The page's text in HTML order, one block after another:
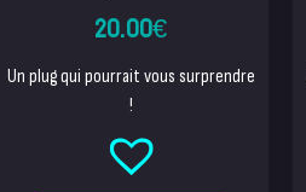
20.00€
Un plug qui pourrait vous surprendre
!